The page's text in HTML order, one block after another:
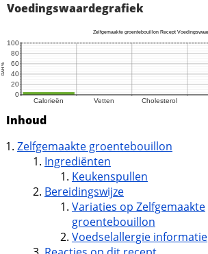
Voedingswaardegrafiek
Inhoud
Zelfgemaakte groentebouillon
Ingrediënten
Keukenspullen
Bereidingswijze
Variaties op Zelfgemaakte
groentebouillon
Voedselallergie informatie